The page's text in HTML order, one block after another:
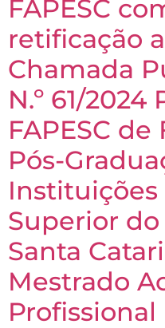
FAPESC
retificação
Chamada
N.º 61/2024
FAPESC
Pós-
Instituições
Superior
Santa
Mestrado
Profissional